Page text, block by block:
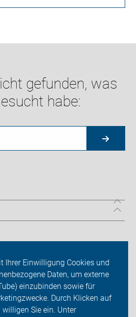
Ihrer Einwilligung Cookies und
Daten, um externe
einzubinden sowie für
Durch Klicken auf
willigen Sie ein. Unter
gefunden, was
habe: